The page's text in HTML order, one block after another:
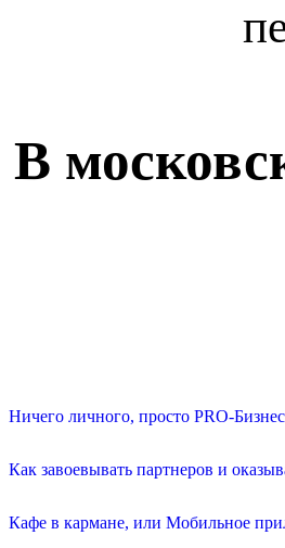
В
Ничего личного, просто PRO-Бизнес
Как завоевывать партнеров и
Кафе в кармане, или Мобильное